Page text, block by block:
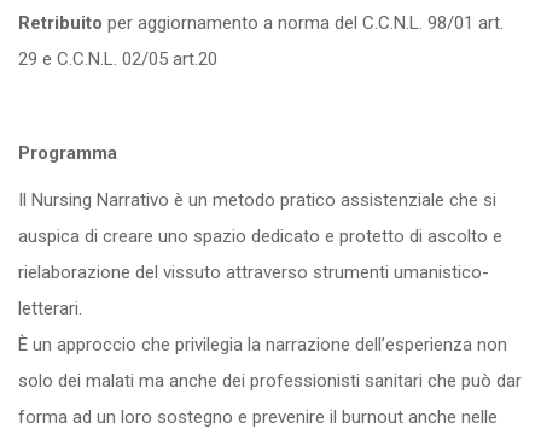
Retribuito per aggiornamento a norma del C.C.N.L. 98/01 art.
29 e C.C.N.L. 02/05 art.20
Programma
Il Nursing Narrativo è un metodo pratico assistenziale che si
auspica di creare uno spazio dedicato e protetto di ascolto e
rielaborazione del vissuto attraverso strumenti umanistico-
letterari.
È un approccio che privilegia la narrazione dell’esperienza non
solo dei malati ma anche dei professionisti sanitari che può dar
forma ad un loro sostegno e prevenire il burnout anche nelle